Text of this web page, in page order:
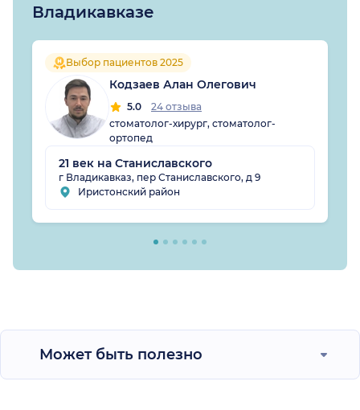
Владикавказе
Выбор пациентов 2025
Кодзаев Алан Олегович
5.0
24 отзыва
стоматолог-хирург, стоматолог-
ортопед
21 век на Станиславского
г Владикавказ, пер Станиславского, д 9
Иристонский район
Может быть полезно